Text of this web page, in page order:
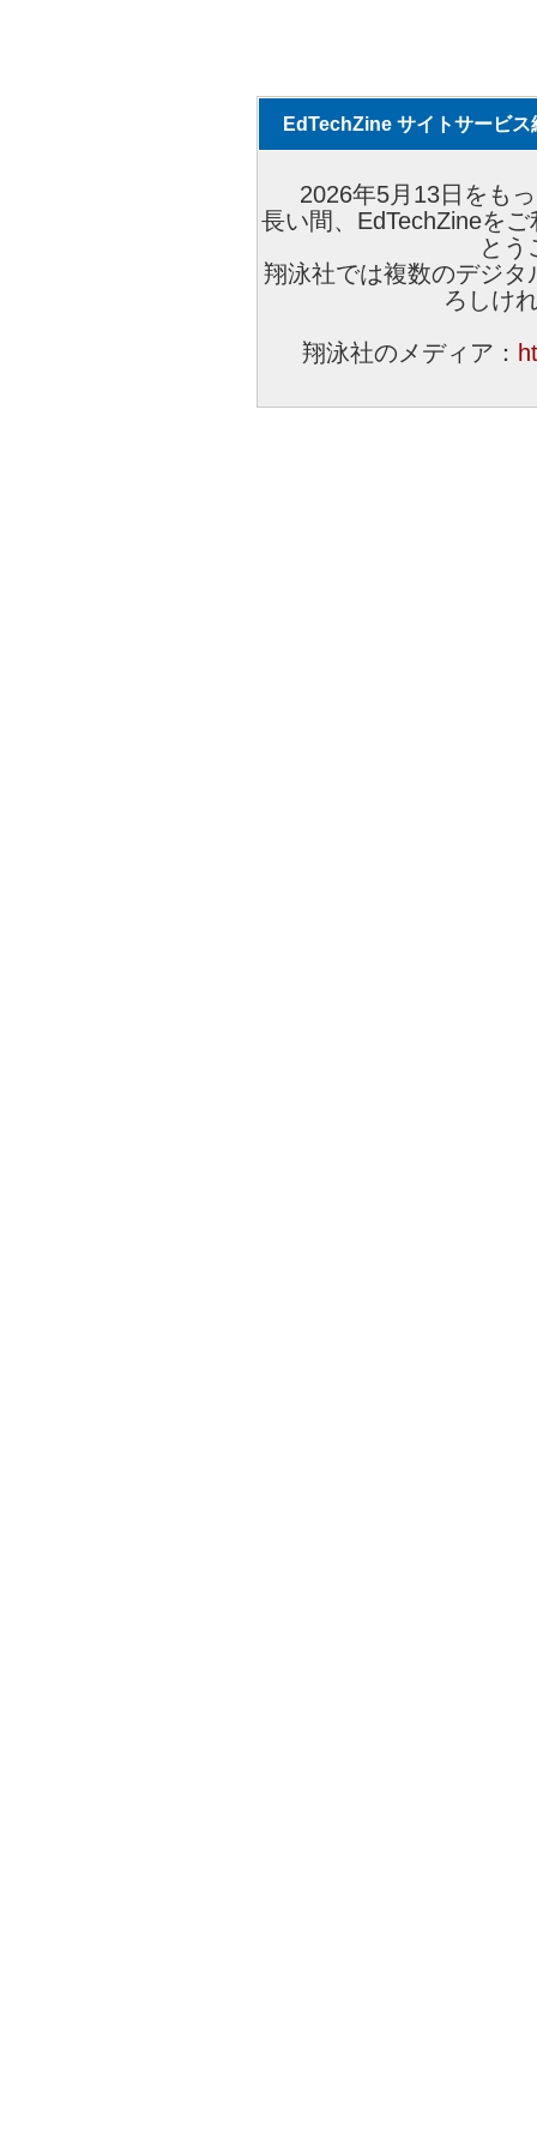
EdTechZine サイトサービス
2026年5月13日をも
長い間、EdTechZineを
とう
翔泳社では複数のデジ
ろしけ
翔泳社のメディア：